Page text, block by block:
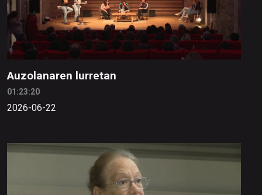
Auzolanaren lurretan
01:23:20
2026-06-22